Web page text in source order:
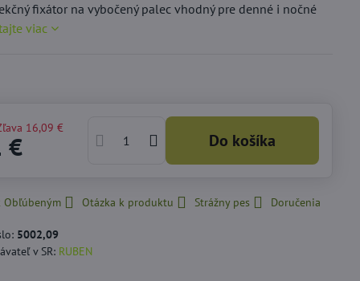
fixátor na vybočený palec vhodný pre denné i nočné
viac
16,09 €
€ Do košíka
Obľúbeným Otázka k produktu Strážny pes Doručenia
5002,09
v SR: RUBEN